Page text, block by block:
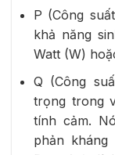
P (Công
khả năng
Watt (W)
Q (Công
trọng trong
tính cảm.
phản